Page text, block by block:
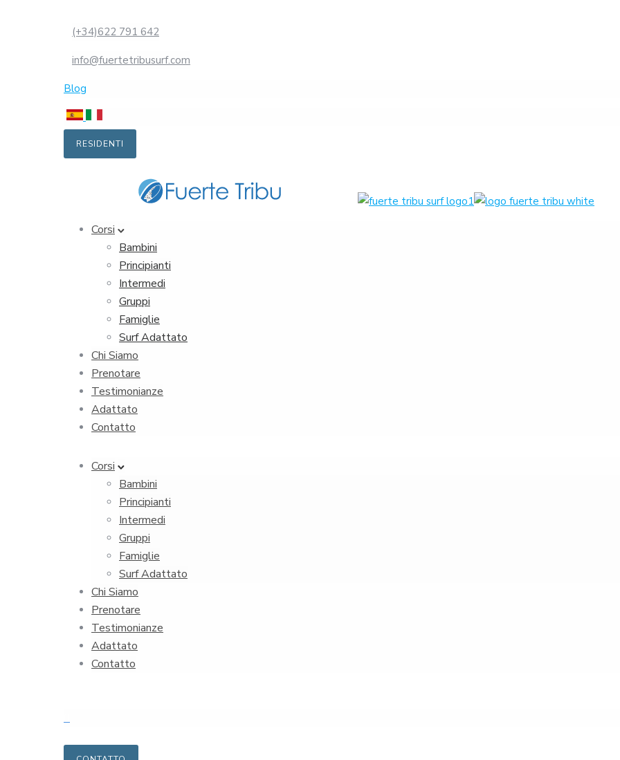
(+34)622 791 642
info@fuertetribusurf.com
Blog
RESIDENTI
Corsi
Bambini
Principianti
Intermedi
Gruppi
Famiglie
Surf Adattato
Chi Siamo
Prenotare
Testimonianze
Adattato
Contatto
Corsi
Bambini
Principianti
Intermedi
Gruppi
Famiglie
Surf Adattato
Chi Siamo
Prenotare
Testimonianze
Adattato
Contatto